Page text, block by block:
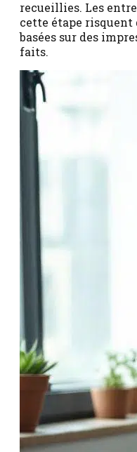
recueillies. Les
cette étape risquent
basées sur des
faits.